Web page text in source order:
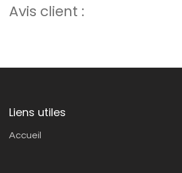
Avis client :
Liens utiles
Accueil